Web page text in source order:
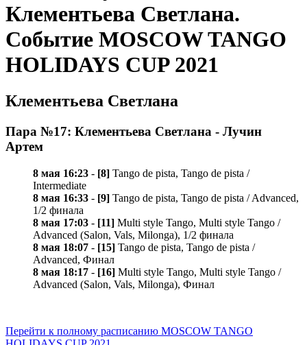
Клементьева Светлана.
Событие MOSCOW TANGO
HOLIDAYS CUP 2021
Клементьева Светлана
Пара №17: Клементьева Светлана - Лучин
Артем
8 мая 16:23 - [8] Tango de pista, Tango de pista /
Intermediate
8 мая 16:33 - [9] Tango de pista, Tango de pista / Advanced,
1/2 финала
8 мая 17:03 - [11] Multi style Tango, Multi style Tango /
Advanced (Salon, Vals, Milonga), 1/2 финала
8 мая 18:07 - [15] Tango de pista, Tango de pista /
Advanced, Финал
8 мая 18:17 - [16] Multi style Tango, Multi style Tango /
Advanced (Salon, Vals, Milonga), Финал
Перейти к полному расписанию MOSCOW TANGO